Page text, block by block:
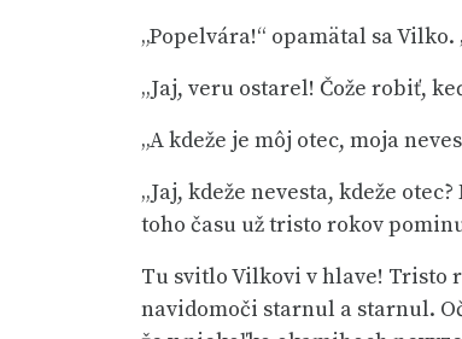
„Popelvára!“ opamätal sa
„Jaj, veru ostarel! Čože robiť,
„A kdeže je môj otec, moja
„Jaj, kdeže nevesta, kdeže
toho času už tristo rokov
Tu svitlo Vilkovi v hlave! Tristo
navidomoči starnul a starnul.